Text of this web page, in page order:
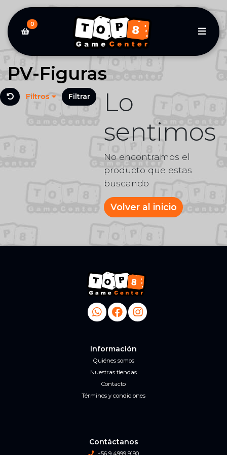
0
PV-Figuras
Filtros Filtrar
Lo
sentimos
No encontramos el
producto que estas
buscando
Volver al inicio
Información
Quiénes somos
Nuestras tiendas
Contacto
Términos y condiciones
Contáctanos
+56 9 4999 9190